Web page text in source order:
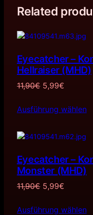
Related
Eyecatcher –
Hellraiser (MHD)
11,90€ Ursprünglicher
war:
5,99€Aktueller
ist:
Ausführung wählen
Eyecatcher –
Monster (MHD)
11,90€ Ursprünglicher
war:
5,99€Aktueller
ist:
Ausführung wählen